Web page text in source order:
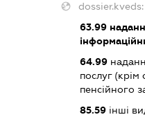
dossier.kveds:
63.99
64.99
послуг (крім
пенсійного
85.59 інші